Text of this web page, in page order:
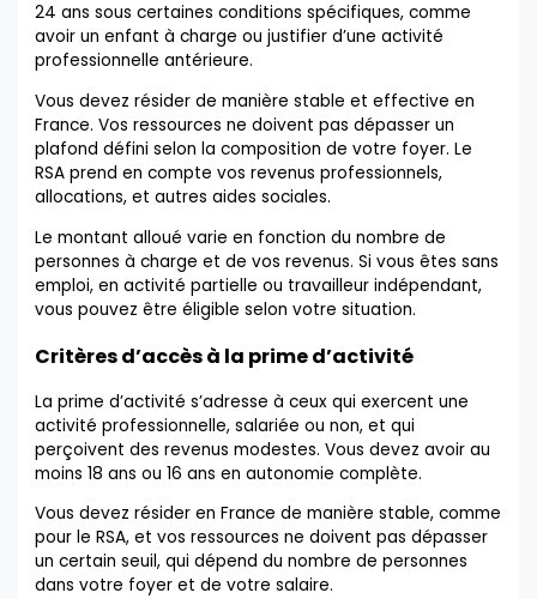
24 ans sous certaines conditions spécifiques, comme
avoir un enfant à charge ou justifier d’une activité
professionnelle antérieure.
Vous devez résider de manière stable et effective en
France. Vos ressources ne doivent pas dépasser un
plafond défini selon la composition de votre foyer. Le
RSA prend en compte vos revenus professionnels,
allocations, et autres aides sociales.
Le montant alloué varie en fonction du nombre de
personnes à charge et de vos revenus. Si vous êtes sans
emploi, en activité partielle ou travailleur indépendant,
vous pouvez être éligible selon votre situation.
Critères d’accès à la prime d’activité
La prime d’activité s’adresse à ceux qui exercent une
activité professionnelle, salariée ou non, et qui
perçoivent des revenus modestes. Vous devez avoir au
moins 18 ans ou 16 ans en autonomie complète.
Vous devez résider en France de manière stable, comme
pour le RSA, et vos ressources ne doivent pas dépasser
un certain seuil, qui dépend du nombre de personnes
dans votre foyer et de votre salaire.